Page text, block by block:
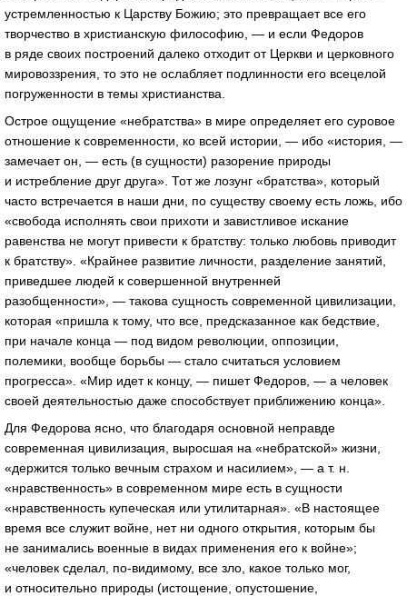
устремленностью к Царству Божию; это превращает все его
творчество в христианскую философию, — и если Федоров
в ряде своих построений далеко отходит от Церкви и церковного
мировоззрения, то это не ослабляет подлинности его всецелой
погруженности в темы христианства.
Острое ощущение «небратства» в мире определяет его суровое
отношение к современности, ко всей истории, — ибо «история, —
замечает он, — есть (в сущности) разорение природы
и истребление друг друга». Тот же лозунг «братства», который
часто встречается в наши дни, по существу своему есть ложь, ибо
«свобода исполнять свои прихоти и завистливое искание
равенства не могут привести к братству: только любовь приводит
к братству». «Крайнее развитие личности, разделение занятий,
приведшее людей к совершенной внутренней
разобщенности», — такова сущность современной цивилизации,
которая «пришла к тому, что все, предсказанное как бедствие,
при начале конца — под видом революции, оппозиции,
полемики, вообще борьбы — стало считаться условием
прогресса». «Мир идет к концу, — пишет Федоров, — а человек
своей деятельностью даже способствует приближению конца».
Для Федорова ясно, что благодаря основной неправде
современная цивилизация, выросшая на «небратской» жизни,
«держится только вечным страхом и насилием», — а т. н.
«нравственность» в современном мире есть в сущности
«нравственность купеческая или утилитарная». «В настоящее
время все служит войне, нет ни одного открытия, которым бы
не занимались военные в видах применения его к войне»;
«человек сделал, по-видимому, все зло, какое только мог,
и относительно природы (истощение, опустошение,